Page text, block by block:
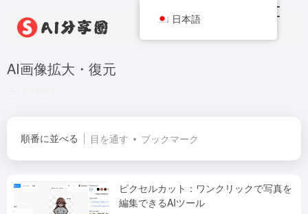
AI画像拡大・復元
順番に並べる 目を通す ブックマーク
ピクセルカット：ワンクリックで写真を
編集できるAIツール
日本語